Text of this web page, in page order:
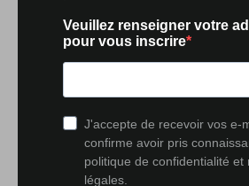
quelques minutes, Lons-le-Saunier
commerces, ses marchés et ses
mêlant patrimoine rural et nature
familles, les œnophiles et les